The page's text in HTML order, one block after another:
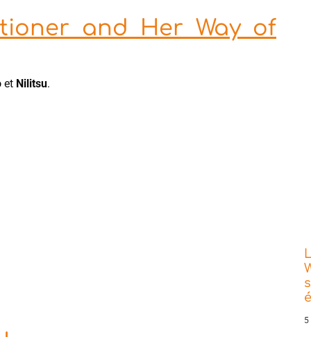
and Her Way of
et Nilitsu.
5